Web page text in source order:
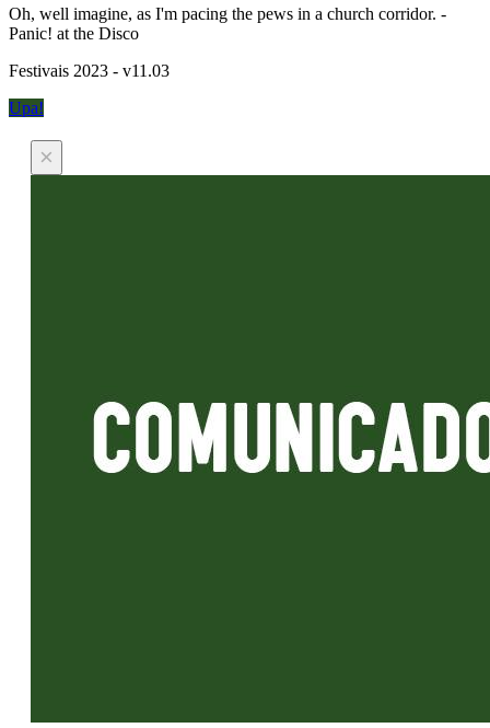
Oh, well imagine, as I'm pacing the pews in a church corridor. -
Panic! at the Disco
Festivais 2023 - v11.03
Upa!
×